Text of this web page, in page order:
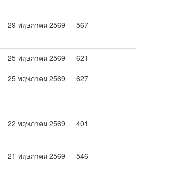
29 พฤษภาคม 2569 567
25 พฤษภาคม 2569 621
25 พฤษภาคม 2569 627
22 พฤษภาคม 2569 401
21 พฤษภาคม 2569 546